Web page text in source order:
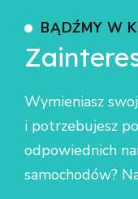
BĄDŹMY W
Wymieniasz
i potrzebujesz
odpowiednich
samochodów?